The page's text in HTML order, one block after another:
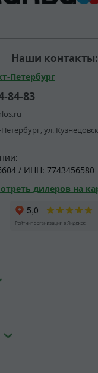
Наши контакты:
Петербург
84-83
ул.
/ ИНН: 7743456580
дилеров на